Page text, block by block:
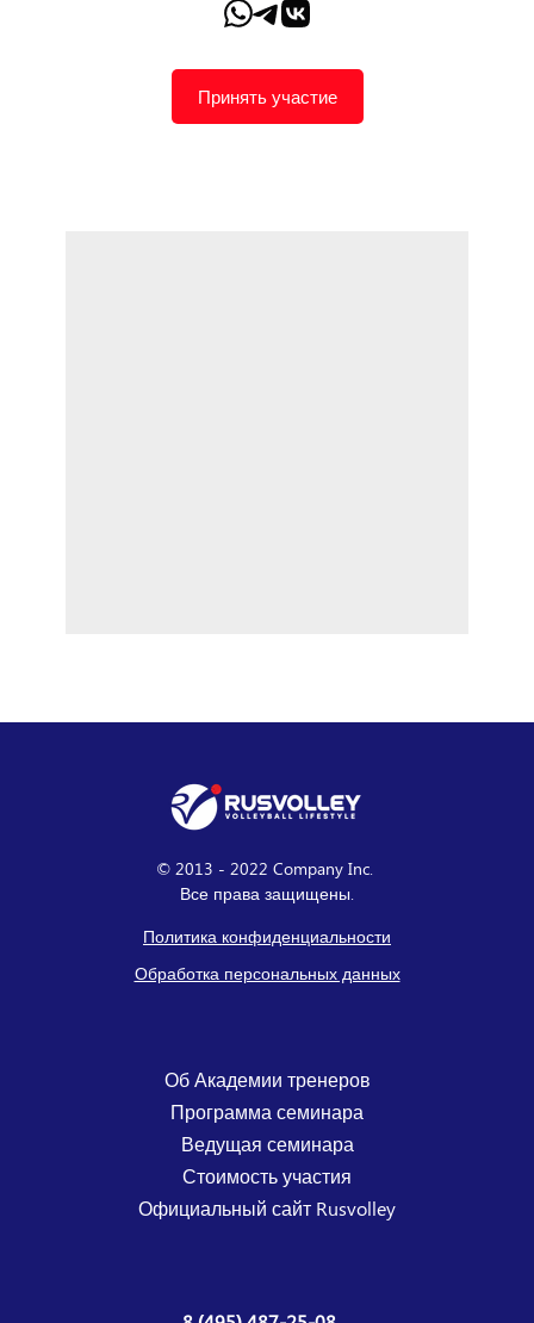
Принять участие
© 2013 - 2022 Company Inc.
Все права защищены.
Политика конфиденциальности
Обработка персональных данных
Об Академии тренеров
Программа семинара
Ведущая семинара
Стоимость участия
Официальный сайт Rusvolley